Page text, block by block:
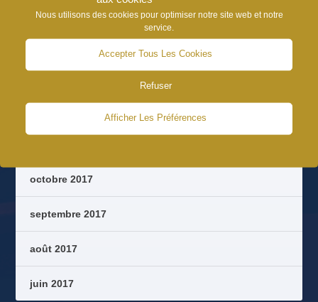
Nous utilisons des cookies pour optimiser notre site web et notre
service.
Accepter Tous Les Cookies
Refuser
Afficher Les Préférences
août 2021
juillet 2020
octobre 2017
septembre 2017
août 2017
juin 2017